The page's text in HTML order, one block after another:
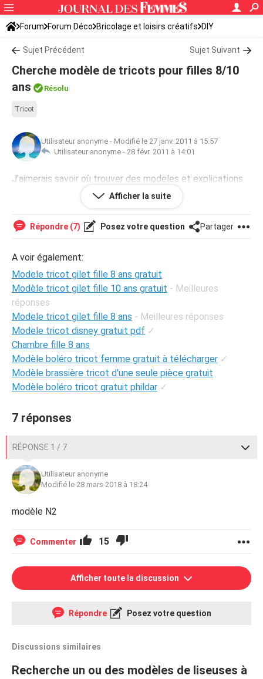
Forum Forum Déco Bricolage et loisirs créatifs DIY
Sujet Précédent Sujet Suivant
Cherche modèle de tricots pour filles 8/10
ans
Résolu
Tricot
Utilisateur anonyme - Modifié le 27 janv. 2011 à 15:57
Utilisateur anonyme - 28 févr. 2011 à 14:01
J'aimerais savoir où trouver des modeles et explications
gratuites de vestes, tuniques, gilets pour filles 8 -10 ans.
Merci à qui veut bien me répondre.
Afficher la suite
Répondre (7) Posez votre question Partager
A voir également:
Modele tricot gilet fille 8 ans gratuit
Modèle tricot gilet fille 10 ans gratuit - Meilleures
réponses
Modele tricot gilet fille 8 ans - Meilleures réponses
Modele tricot disney gratuit pdf ✓
Chambre fille 8 ans
Modèle boléro tricot femme gratuit à télécharger ✓
Modèle brassière tricot d'une seule pièce gratuit
Modèle boléro tricot gratuit phildar ✓
7 réponses
RÉPONSE 1 / 7
Utilisateur anonyme
Modifié le 28 mars 2018 à 18:24
modèle N2
Commenter 15
Afficher toute la discussion
Répondre Posez votre question
Discussions similaires
Recherche un ou des modèles de liseuses à